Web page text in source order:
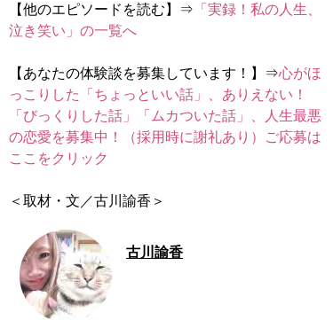
【他のエピソードを読む】⇒ 「実録！私の人生、
泣き笑い」の一覧へ
【あなたの体験談を募集しています！】⇒心がほ
っこりした「ちょっといい話」、ありえない！
「びっくりした話」「ムカついた話」、人生最悪
の恋愛を募集中！（採用時に謝礼あり）ご応募は
ここをクリック
＜取材・文／古川諭香＞
古川諭香